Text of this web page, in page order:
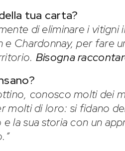
tua carta?
di eliminare i
e Chardonnay, per fare
Bisogna
conosco molti dei
molti di loro: si fidano
la sua storia con un